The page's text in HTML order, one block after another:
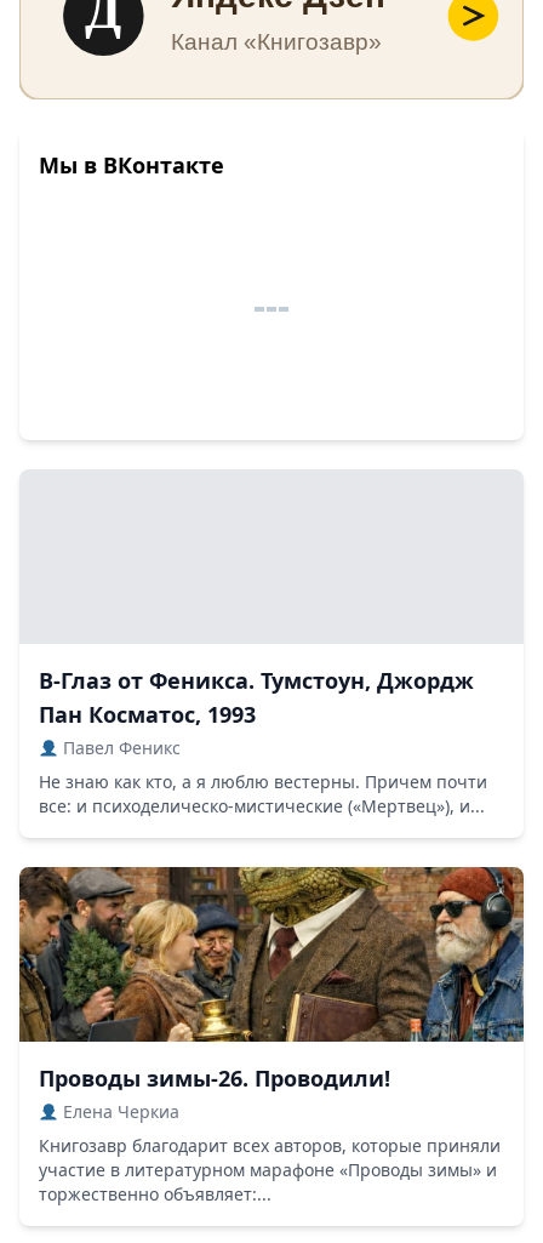
В-Глаз от Феникса. Тумстоун, Джордж
Пан Косматос, 1993
Павел Феникс
Не знаю как кто, а я люблю вестерны. Причем почти
все: и психоделическо-мистические («Мертвец»), и...
Проводы зимы-26. Проводили!
Елена Черкиа
Книгозавр благодарит всех авторов, которые приняли
участие в литературном марафоне «Проводы зимы» и
торжественно объявляет:...
Канал «Книгозавр»
Мы в ВКонтакте